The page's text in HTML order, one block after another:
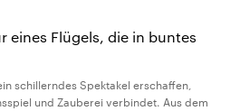
schillerndes Spektakel erschaffen,
und Zauberei verbindet. Aus dem